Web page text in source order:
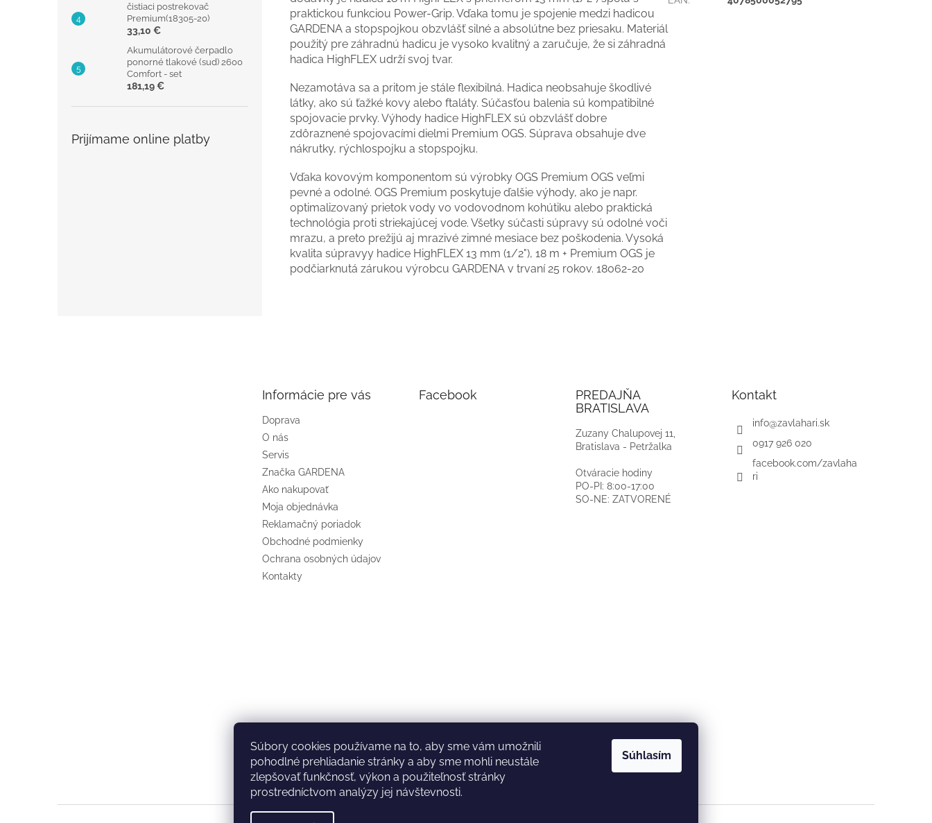
Súbory cookies používame na to, aby sme vám umožnili
pohodlné prehliadanie stránky a aby sme mohli neustále
zlepšovať funkčnosť, výkon a použiteľnosť stránky
prostredníctvom analýzy jej návštevnosti.
Súhlasím
čistiaci postrekovač
Premium(18305-20)
33,10 €
Akumulátorové čerpadlo
ponorné tlakové (sud) 2600
Comfort - set
181,19 €
Prijímame online platby
praktickou funkciou Power-Grip. Vďaka tomu je spojenie medzi hadicou
GARDENA a stopspojkou obzvlášť silné a absolútne bez priesaku. Materiál
použitý pre záhradnú hadicu je vysoko kvalitný a zaručuje, že si záhradná
hadica HighFLEX udrží svoj tvar.
Nezamotáva sa a pritom je stále flexibilná. Hadica neobsahuje škodlivé
látky, ako sú ťažké kovy alebo ftaláty. Súčasťou balenia sú kompatibilné
spojovacie prvky. Výhody hadice HighFLEX sú obzvlášť dobre
zdôraznené spojovacími dielmi Premium OGS. Súprava obsahuje dve
nákrutky, rýchlospojku a stopspojku.
Vďaka kovovým komponentom sú výrobky OGS Premium OGS veľmi
pevné a odolné. OGS Premium poskytuje ďalšie výhody, ako je napr.
optimalizovaný prietok vody vo vodovodnom kohútiku alebo praktická
technológia proti striekajúcej vode. Všetky súčasti súpravy sú odolné voči
mrazu, a preto prežijú aj mrazivé zimné mesiace bez poškodenia. Vysoká
kvalita súpravyy hadice HighFLEX 13 mm (1/2"), 18 m + Premium OGS je
podčiarknutá zárukou výrobcu GARDENA v trvaní 25 rokov. 18062-20
Informácie pre vás
Doprava
O nás
Servis
Značka GARDENA
Ako nakupovať
Moja objednávka
Reklamačný poriadok
Obchodné podmienky
Ochrana osobných údajov
Kontakty
Facebook
PREDAJŇA
BRATISLAVA
Zuzany Chalupovej 11,
Bratislava - Petržalka
Otváracie hodiny
PO-PI: 8:00-17:00
SO-NE: ZATVORENÉ
Kontakt
info@zavlahari.sk
0917 926 020
facebook.com/zavlaha
ri
GARDENA McCULLOCH